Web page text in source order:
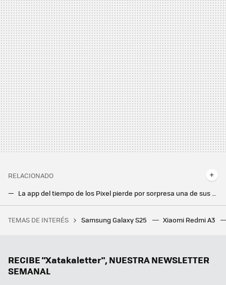
RELACIONADO
Casi un año después de tener IA en mi Samsung Galaxy, esta es la función que más utilizo. Ha sido un antes y después
China quería convertir una aldea en un gran resort turístico. No contaba con la resistencia numantina de un vecino
TEMAS DE INTERÉS Samsung Galaxy S25 Xiaomi Redmi A3
RECIBE "Xatakaletter", NUESTRA NEWSLETTER
SEMANAL